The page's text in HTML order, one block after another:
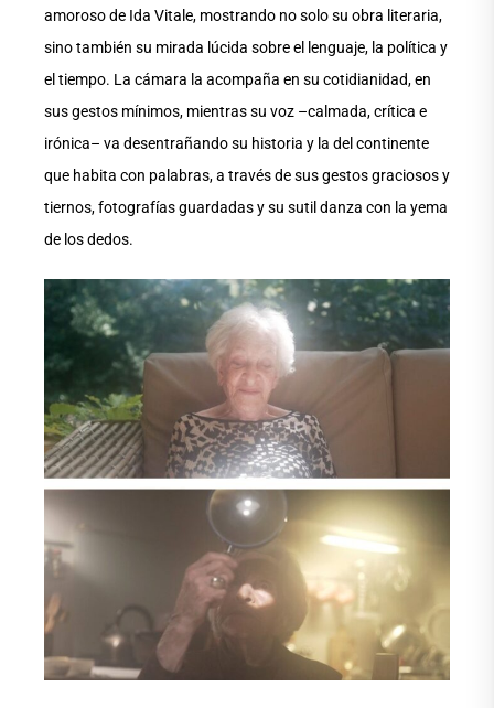
amoroso de Ida Vitale, mostrando no solo su obra literaria,
sino también su mirada lúcida sobre el lenguaje, la política y
el tiempo. La cámara la acompaña en su cotidianidad, en
sus gestos mínimos, mientras su voz –calmada, crítica e
irónica– va desentrañando su historia y la del continente
que habita con palabras, a través de sus gestos graciosos y
tiernos, fotografías guardadas y su sutil danza con la yema
de los dedos.